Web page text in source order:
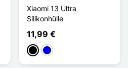
Xiaomi 13 Ultra
Silikonhülle
11,99 €
Schwarz
Blau